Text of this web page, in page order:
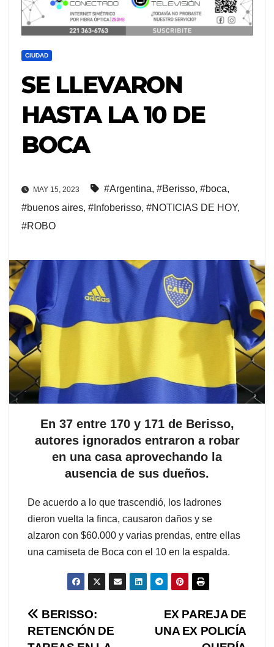
CIUDAD
SE LLEVARON
HASTA LA 10 DE
BOCA
MAY 15, 2023 #Argentina, #Berisso, #boca,
#buenos aires, #Infoberisso, #NOTICIAS DE HOY,
#ROBO
En 37 entre 170 y 171 de Berisso,
autores ignorados entraron a robar
en una casa aprovechando la
ausencia de sus dueños.
De acuerdo a lo que trascendió, los ladrones
dieron vuelta la finca, causaron daños y se
alzaron con $60.000 y varias prendas, entre ellas
una camiseta de Boca con el 10 en la espalda.
Navegación
EX PAREJA DE
UNA EX POLICÍA
BERISSO:
RETENCIÓN DE